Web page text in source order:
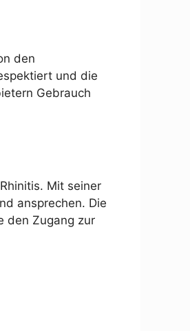
den
und die
Gebrauch
Mit seiner
ansprechen. Die
den Zugang zur